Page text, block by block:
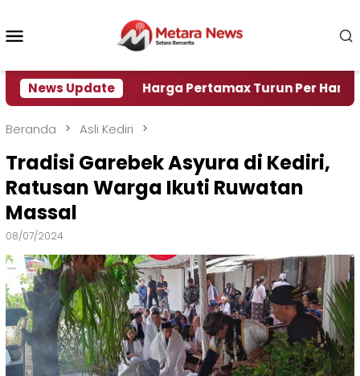
konten
News Update
Air Harga Pertamax Turun Per Hari Ini,
Beranda Asli Kediri
Tradisi Garebek Asyura di Kediri,
Ratusan Warga Ikuti Ruwatan
Massal
08/07/2024